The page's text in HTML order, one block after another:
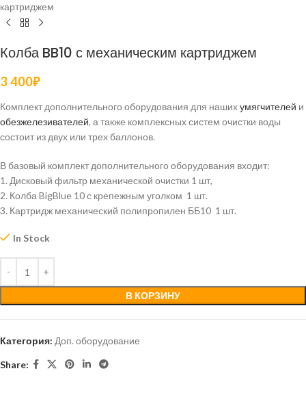
картриджем
Колба BB10 с механическим картриджем
3 400₽
Комплект дополнительного оборудования для нашихумягчителей и
обезжелезивателей, а также комплексных систем очистки воды
состоит из двух или трех баллонов.
В базовый комплект дополнительного оборудования входит:
1. Дисковый фильтр механической очистки 1 шт,
2. Колба BigBlue 10 с крепежным уголком 1 шт.
3. Картридж механический полипропилен ББ10 1 шт.
In Stock
В КОРЗИНУ
Категория: Доп. оборудование
Share: